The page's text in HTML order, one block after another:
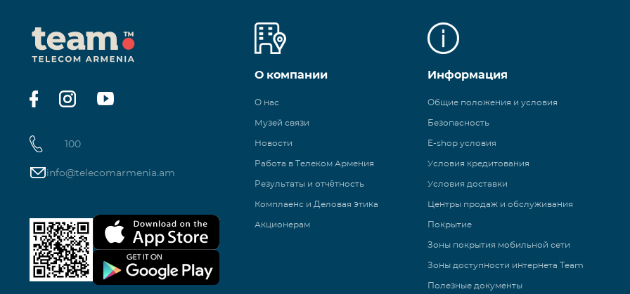
100
info@telecomarmenia.am
О компании
О нас
Музей связи
Новости
Работа в Телеком Армения
Результаты и отчётность
Комплаенс и Деловая этика
Акционерам
Информация
Общие положения и условия
Безопасность
E-shop условия
Условия кредитования
Условия доставки
Центры продаж и обслуживания
Покрытие
Зоны покрытия мобильной сети
Зоны доступности интернета Team
Полезные документы